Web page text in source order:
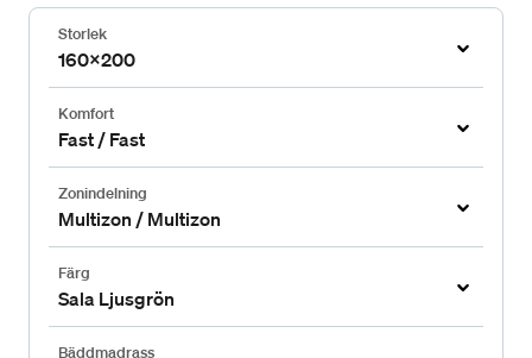
Storlek
160x200
Komfort
Fast / Fast
Zonindelning
Multizon / Multizon
Färg
Sala Ljusgrön
Bäddmadrass